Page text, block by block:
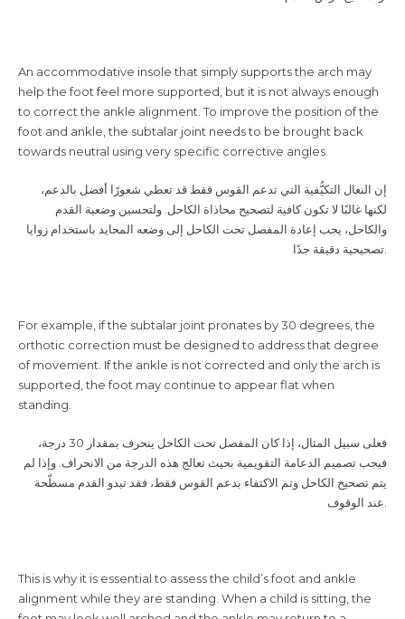
An accommodative insole that simply supports the arch may
help the foot feel more supported, but it is not always enough
to correct the ankle alignment. To improve the position of the
foot and ankle, the subtalar joint needs to be brought back
towards neutral using very specific corrective angles.
إن النعال التكيُّفية التي تدعم القوس فقط قد تعطي شعورًا أفضل بالدعم،
لكنها غالبًا لا تكون كافية لتصحيح محاذاة الكاحل. ولتحسين وضعية القدم
والكاحل، يجب إعادة المفصل تحت الكاحل إلى وضعه المحايد باستخدام زوايا
For example, if the subtalar joint pronates by 30 degrees, the
orthotic correction must be designed to address that degree
of movement. If the ankle is not corrected and only the arch is
supported, the foot may continue to appear flat when
standing.
فعلى سبيل المثال، إذا كان المفصل تحت الكاحل ينحرف بمقدار 30 درجة،
فيجب تصميم الدعامة التقويمية بحيث تعالج هذه الدرجة من الانحراف. وإذا لم
يتم تصحيح الكاحل وتم الاكتفاء بدعم القوس فقط، فقد تبدو القدم مسطّحة
This is why it is essential to assess the child’s foot and ankle
alignment while they are standing. When a child is sitting, the